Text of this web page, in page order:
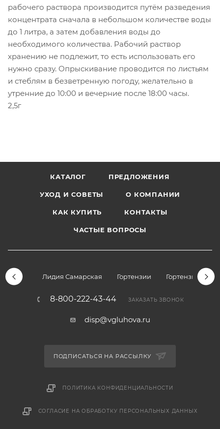
рабочего раствора производится путём разведения
концентрата сначала в небольшом количестве воды
до 1 литра, а затем добавления воды до
необходимого количества. Рабочий раствор
хранению не подлежит, то есть использовать его
нужно сразу. Опрыскивание проводится по листьям
и стеблям в безветренную погоду, желательно в
утренние до 10:00 и вечерние после 18:00 часы.
2,5г
КАТАЛОГ ПРЕДЛОЖЕНИЯ
УХОД И СОВЕТЫ О КОМПАНИИ
КАК КУПИТЬ КОНТАКТЫ
ЧАСТЫЕ ВОПРОСЫ
Лидия Самарская Гортензии Гортензии
8-800-222-43-44 ЗАКАЗАТЬ ЗВОНОК
disp@vgluhova.ru
ПОДПИСАТЬСЯ НА РАССЫЛКУ
ПОЛИТИКА КОНФИДЕНЦИАЛЬНОСТИ
СОГЛАСИЕ НА ОБРАБОТКУ ПЕРСОНАЛЬНЫХ ДАННЫХ